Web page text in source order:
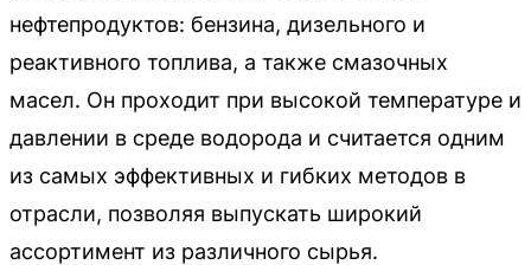
нефтепродуктов: бензина, дизельного и
реактивного топлива, а также смазочных
масел. Он проходит при высокой температуре и
давлении в среде водорода и считается одним
из самых эффективных и гибких методов в
отрасли, позволяя выпускать широкий
ассортимент из различного сырья.